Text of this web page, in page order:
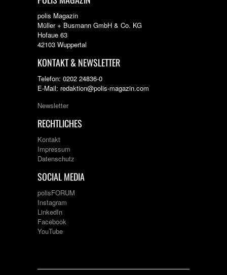
polis Magazin
Müller + Busmann GmbH & Co. KG
Hofaue 63
42103 Wuppertal
KONTAKT & NEWSLETTER
Telefon: 0202 24836-0
E-Mail: redaktion@polis-magazin.com
Newsletter
RECHTLICHES
Kontakt
Impressum
Datenschutz
SOCIAL MEDIA
polisFORUM
Instagram
LinkedIn
Facebook
YouTube